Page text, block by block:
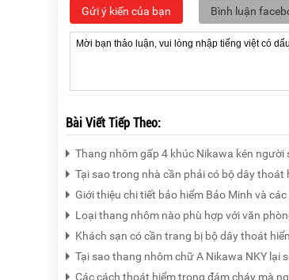
Gửi ý kiến của bạn Bình luận
Bài Viết Tiếp Theo:
Thang nhôm gấp 4 khúc Nikawa kén người
Tại sao trong nhà cần phải có bộ dây thoát
Giới thiệu chi tiết bảo hiểm Bảo Minh và
Loại thang nhôm nào phù hợp với văn
Khách sạn có cần trang bị bộ dây thoát
Tại sao thang nhôm chữ A Nikawa NKY lại
Các cách thoát hiểm trong đám cháy mà